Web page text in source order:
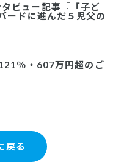
ビュー記事『「子ど
ードに進んだ５児父の
％・607万円超のご
戻る